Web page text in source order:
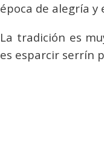
época de alegría y
La tradición es
es esparcir serrín